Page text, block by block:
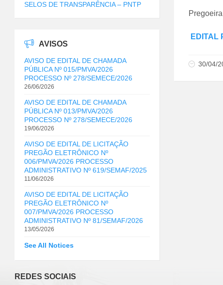
Pregoeira
EDITAL
30/04/
SELOS DE TRANSPARÊNCIA – PNTP
AVISOS
AVISO DE EDITAL DE CHAMADA
PÚBLICA Nº 015/PMVA/2026
PROCESSO Nº 278/SEMECE/2026
26/06/2026
AVISO DE EDITAL DE CHAMADA
PÚBLICA Nº 013/PMVA/2026
PROCESSO Nº 278/SEMECE/2026
19/06/2026
AVISO DE EDITAL DE LICITAÇÃO
PREGÃO ELETRÔNICO Nº
006/PMVA/2026 PROCESSO
ADMINISTRATIVO Nº 619/SEMAF/2025
11/06/2026
AVISO DE EDITAL DE LICITAÇÃO
PREGÃO ELETRÔNICO Nº
007/PMVA/2026 PROCESSO
ADMINISTRATIVO Nº 81/SEMAF/2026
13/05/2026
See All Notices
REDES SOCIAIS